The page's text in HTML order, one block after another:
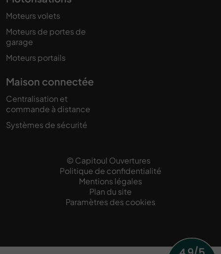
Moteurs volets
Moteurs de portes de
garage
Moteurs portails
Maison connectée
Centralisation et
commande à distance
Systèmes de sécurité
© Capitoul Ouvertures
Politique de confidentialité
Mentions légales
Plan du site
Paramètres des cookies